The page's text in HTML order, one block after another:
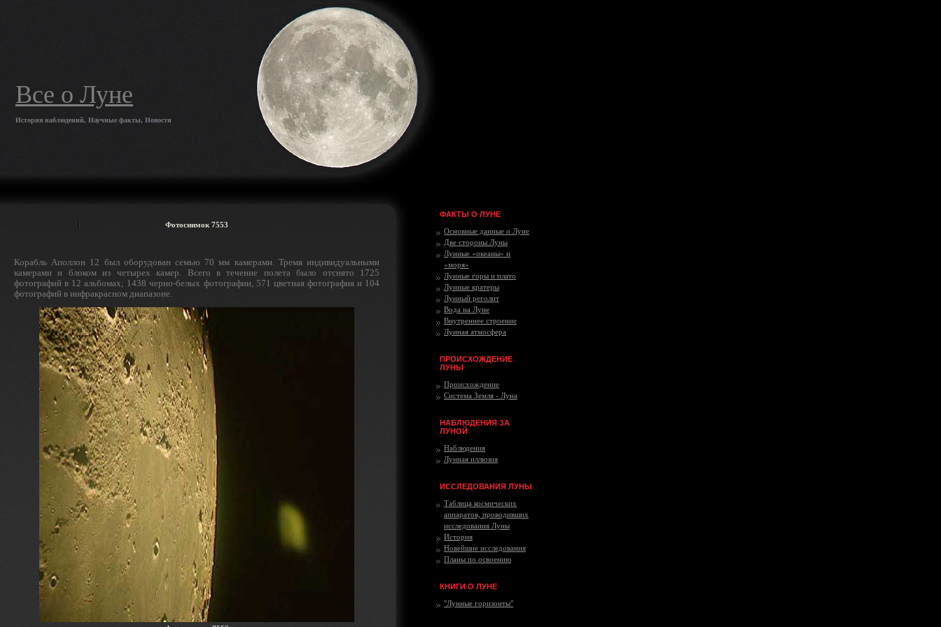
Все о Луне
История наблюдений, Научные факты, Новости
Фотоснимок 7553
Корабль Аполлон 12 был оборудован семью 70 мм камерами. Тремя индивидуальными
камерами и блоком из четырех камер. Всего в течение полета было отснято 1725
фотографий в 12 альбомах; 1438 черно-белых фотографии, 571 цветная фотография и 104
фотографий в инфракрасном диапазоне.
ФАКТЫ О ЛУНЕ
Основные данные о Луне
Две стороны Луны
Лунные «океаны» и
«моря»
Лунные горы и плато
Лунные кратеры
Лунный реголит
Вода на Луне
Внутреннее строение
Лунная атмосфера
ПРОИСХОЖДЕНИЕ
ЛУНЫ
Происхождение
Система Земля - Луна
НАБЛЮДЕНИЯ ЗА
ЛУНОЙ
Наблюдения
Лунная иллюзия
ИССЛЕДОВАНИЯ ЛУНЫ
Таблица космических
аппаратов, проводивших
исследования Луны
История
Новейшие исследования
Планы по освоению
КНИГИ О ЛУНЕ
"Лунные горизонты"